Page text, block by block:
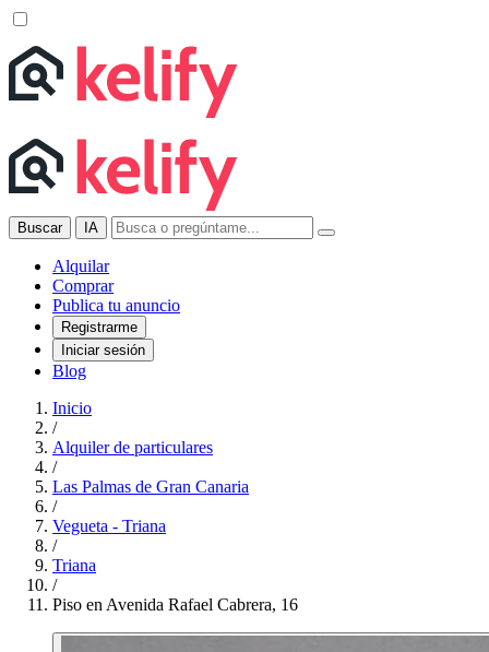
Buscar IA
Alquilar
Comprar
Publica tu anuncio
Registrarme
Iniciar sesión
Blog
Inicio
/
Alquiler de particulares
/
Las Palmas de Gran Canaria
/
Vegueta - Triana
/
Triana
/
Piso en Avenida Rafael Cabrera, 16